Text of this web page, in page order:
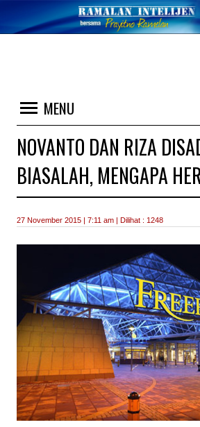
MENU
NOVANTO DAN RIZA
BIASALAH, MENGAPA
27 November 2015 | 7:11 am | Dilihat : 1248